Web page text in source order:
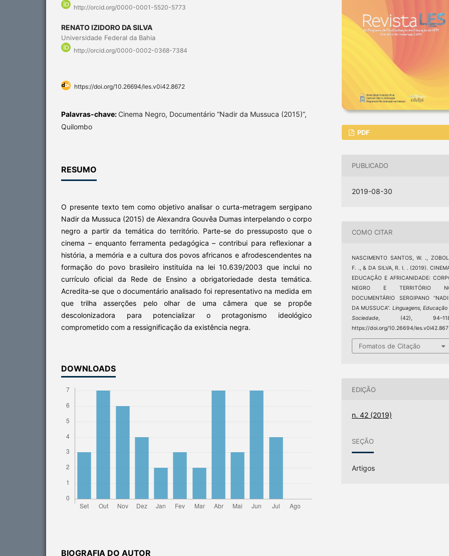
http://orcid.org/0000-0001-5520-5773
RENATO IZIDORO DA SILVA
Universidade Federal da Bahia
http://orcid.org/0000-0002-0368-7384
https://doi.org/10.26694/les.v0i42.8672
Palavras-chave: Cinema Negro, Documentário “Nadir da Mussuca (2015)”,
Quilombo
RESUMO
O presente texto tem como objetivo analisar o curta-metragem sergipano
Nadir da Mussuca (2015) de Alexandra Gouvêa Dumas interpelando o corpo
negro a partir da temática do território. Parte-se do pressuposto que o
cinema – enquanto ferramenta pedagógica – contribui para reflexionar a
história, a memória e a cultura dos povos africanos e afrodescendentes na
formação do povo brasileiro instituída na lei 10.639/2003 que inclui no
currículo oficial da Rede de Ensino a obrigatoriedade desta temática.
Acredita-se que o documentário analisado foi representativo na medida em
que trilha asserções pelo olhar de uma câmera que se propõe
descolonizadora para potencializar o protagonismo ideológico
comprometido com a ressignificação da existência negra.
DOWNLOADS
BIOGRAFIA DO AUTOR
PDF
PUBLICADO
2019-08-30
COMO CITAR
NASCIMENTO SANTOS, W. .,
F. ., & DA SILVA, R. I. . (2019).
EDUCAÇÃO E AFRICANIDADE:
NEGRO E TERRITÓRIO
DOCUMENTÁRIO SERGIPANO
DA MUSSUCA”. Linguagens, Educação
Sociedade, (42),
https://doi.org/10.26694/
Fomatos de Citação
EDIÇÃO
n. 42 (2019)
SEÇÃO
Artigos